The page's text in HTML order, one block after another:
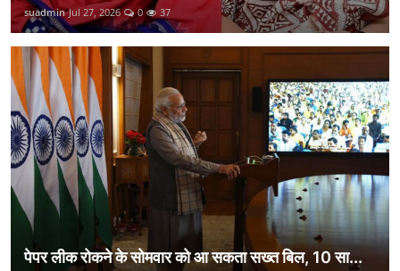
suadmin Jul 27, 2026 0 37
पेपर लीक रोकने के सोमवार को आ सकता सख्त बिल, 10 सा...